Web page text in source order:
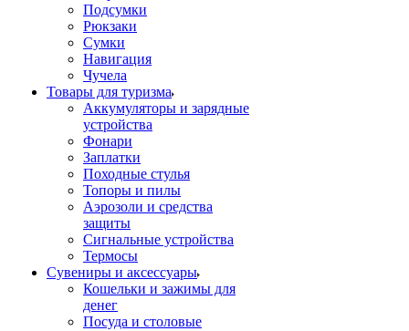
Подсумки
Рюкзаки
Сумки
Навигация
Чучела
Товары для туризма
Аккумуляторы и зарядные
устройства
Фонари
Заплатки
Походные стулья
Топоры и пилы
Аэрозоли и средства
защиты
Сигнальные устройства
Термосы
Сувениры и аксессуары
Кошельки и зажимы для
денег
Посуда и столовые